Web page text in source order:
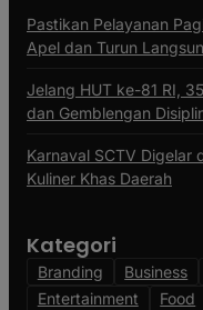
Pastikan Pelayanan
Apel dan Turun
Jelang HUT ke-81 RI,
dan Gemblengan
Karnaval SCTV Digelar
Kuliner Khas Daerah
Kategori
Branding Business
Entertainment
Food